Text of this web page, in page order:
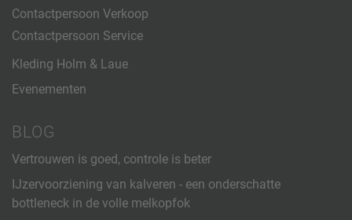
Contactpersoon Verkoop
Contactpersoon Service
Kleding Holm & Laue
Evenementen
BLOG
Vertrouwen is goed, controle is beter
IJzervoorziening van kalveren - een onderschatte
bottleneck in de volle melkopfok